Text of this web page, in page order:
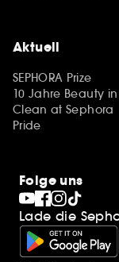
Aktuell
SEPHORA Prize
10 Jahre Beauty
Clean at Sephora
Pride
Folge uns
Lade die